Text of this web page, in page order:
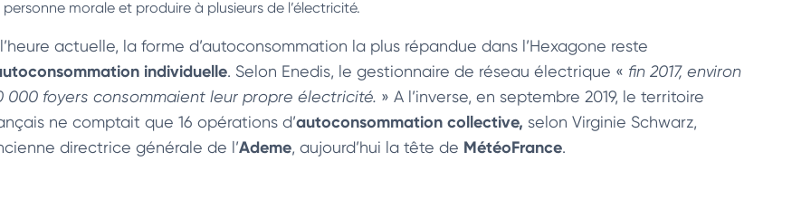
personne morale et produire à plusieurs de l’électricité.
actuelle, la forme d’autoconsommation la plus répandue dans l’Hexagone reste
individuelle. Selon Enedis, le gestionnaire de réseau électrique « fin 2017, environ
000 foyers consommaient leur propre électricité. » A l’inverse, en septembre 2019, le territoire
ne comptait que 16 opérations d’autoconsommation collective, selon Virginie Schwarz,
directrice générale de l’Ademe, aujourd’hui la tête de MétéoFrance.